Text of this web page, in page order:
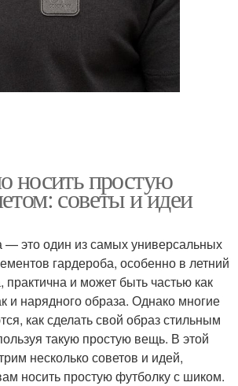
носить простую
советы и идеи
— это один из самых универсальных
гардероба, особенно в летний
практична и может быть частью как
и нарядного образа. Однако многие
как сделать свой образ стильным
такую простую вещь. В этой
несколько советов и идей,
носить простую футболку с шиком.